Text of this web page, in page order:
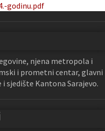
godinu.pdf
njena metropola i
i prometni centar, glavni
sjedište Kantona Sarajevo.